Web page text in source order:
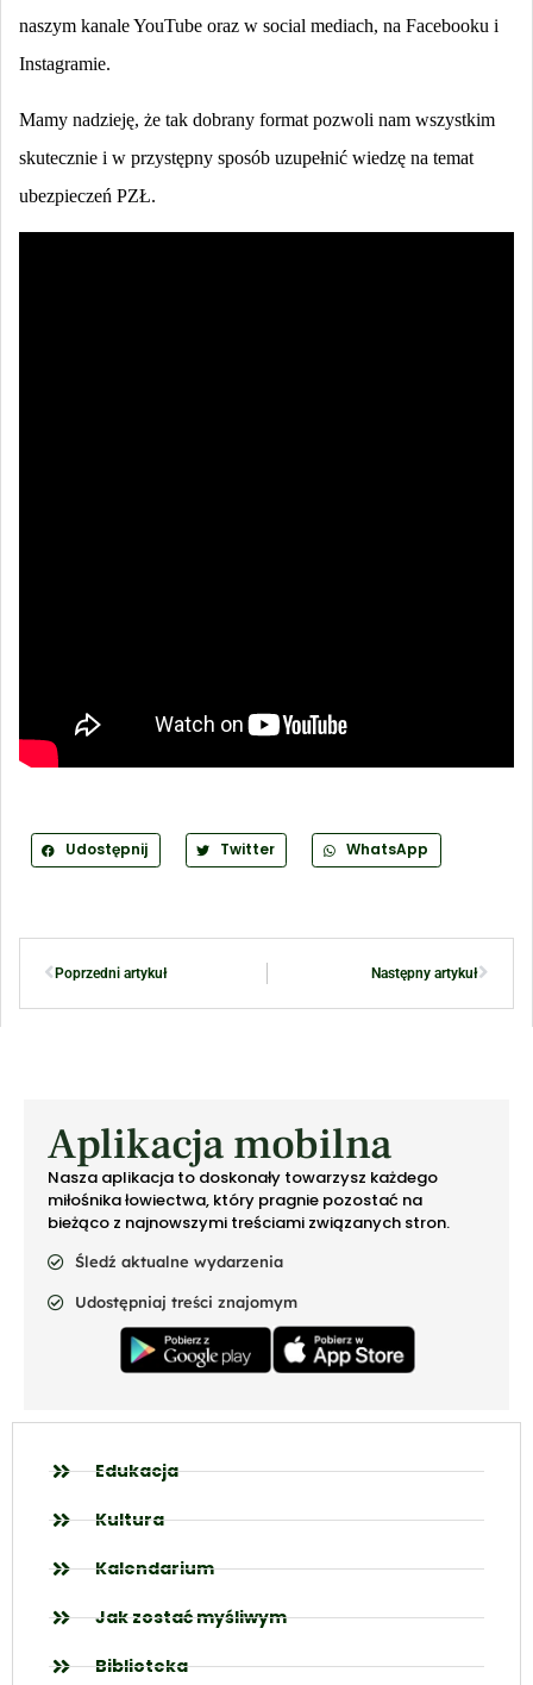
naszym kanale YouTube oraz w social mediach, na Facebooku i
Instagramie.
Mamy nadzieję, że tak dobrany format pozwoli nam wszystkim
skutecznie i w przystępny sposób uzupełnić wiedzę na temat
ubezpieczeń PZŁ.
Udostępnij Twitter WhatsApp
Poprzedni artykuł Następny artykuł
Aplikacja mobilna
Nasza aplikacja to doskonały towarzysz każdego
miłośnika łowiectwa, który pragnie pozostać na
bieżąco z najnowszymi treściami związanych stron.
Śledź aktualne wydarzenia
Udostępniaj treści znajomym
Edukacja
Kultura
Kalendarium
Jak zostać myśliwym
Biblioteka